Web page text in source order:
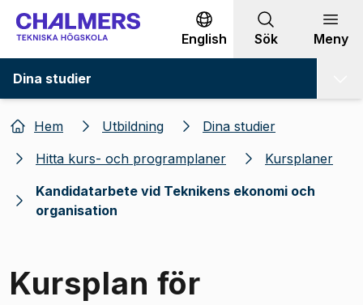
Gå till innehållet
English Sök Meny
Dina studier
Hem Utbildning
Dina studier
Hitta kurs- och programplaner
Kursplaner
Kandidatarbete vid Teknikens ekonomi och
organisation
Kursplan för